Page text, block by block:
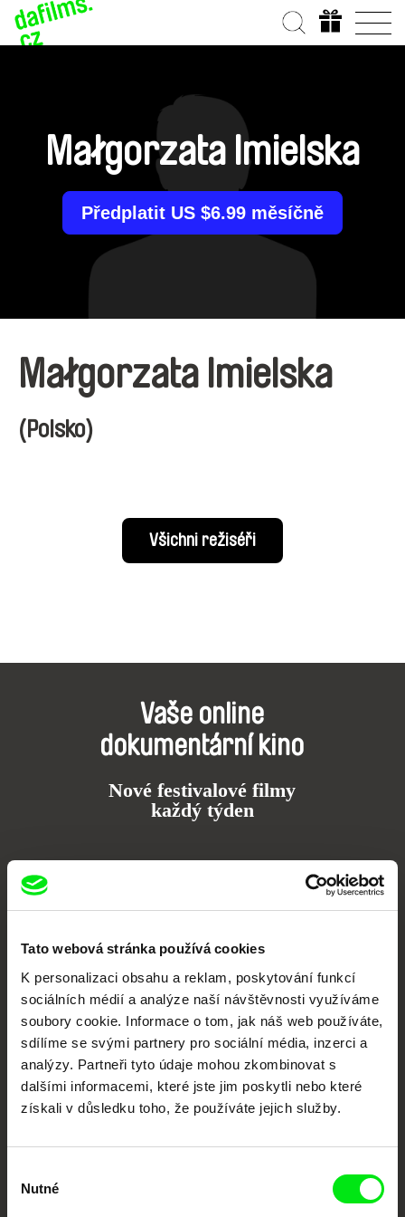
Tato webová stránka používá cookies
K personalizaci obsahu a reklam, poskytování funkcí
sociálních médií a analýze naší návštěvnosti využíváme
soubory cookie. Informace o tom, jak náš web používáte,
sdílíme se svými partnery pro sociální média, inzerci a
analýzy. Partneři tyto údaje mohou zkombinovat s
dalšími informacemi, které jste jim poskytli nebo které
získali v důsledku toho, že používáte jejich služby.
souhlasu
Nutné
Małgorzata Imielska
Předplatit US $6.99 měsíčně
Małgorzata Imielska
(Polsko)
Všichni režiséři
Vaše online
dokumentární kino
Nové festivalové filmy
každý týden
festivalů dokumentárního filmu sdružených do Doc Alliance. Naším cílem je
posouvat hranice dokumentárního filmu, propagovat jeho rozmanitost a
podporovat kvalitní autorské filmy.
CPH:DOX Doclisboa
Millennium Docs
DOK Leipzig